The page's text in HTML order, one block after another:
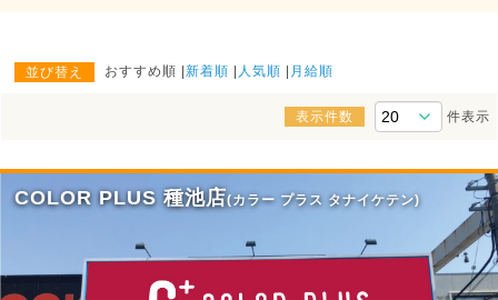
並び替え おすすめ順 新着順 人気順 月給順
表示件数 件表示
COLOR PLUS 種池店(カラー プラス タナイケテン)